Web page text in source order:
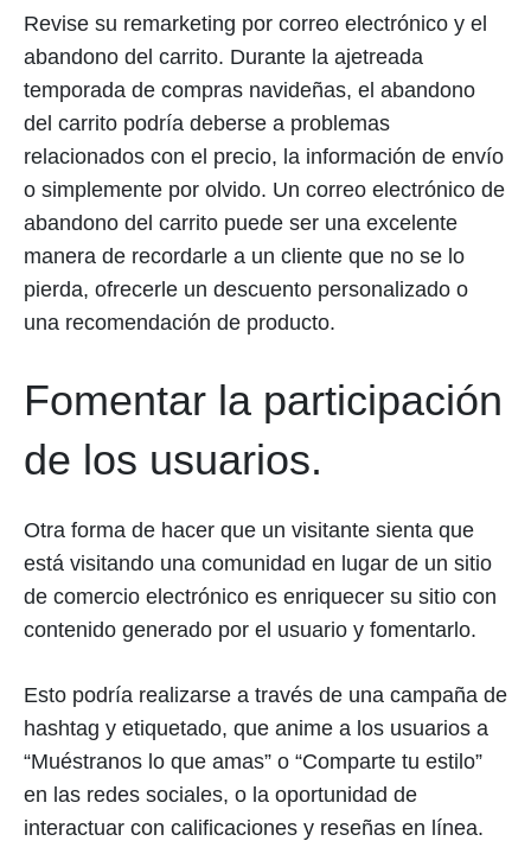
Revise su remarketing por correo electrónico y el
abandono del carrito. Durante la ajetreada
temporada de compras navideñas, el abandono
del carrito podría deberse a problemas
relacionados con el precio, la información de envío
o simplemente por olvido. Un correo electrónico de
abandono del carrito puede ser una excelente
manera de recordarle a un cliente que no se lo
pierda, ofrecerle un descuento personalizado o
una recomendación de producto.
Fomentar la participación
de los usuarios.
Otra forma de hacer que un visitante sienta que
está visitando una comunidad en lugar de un sitio
de comercio electrónico es enriquecer su sitio con
contenido generado por el usuario y fomentarlo.
Esto podría realizarse a través de una campaña de
hashtag y etiquetado, que anime a los usuarios a
“Muéstranos lo que amas” o “Comparte tu estilo”
en las redes sociales, o la oportunidad de
interactuar con calificaciones y reseñas en línea.